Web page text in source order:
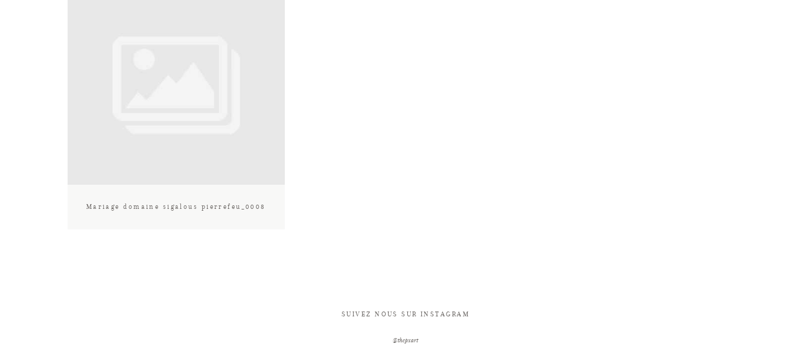
Mariage domaine sigalous pierrefeu_0008
SUIVEZ NOUS SUR INSTAGRAM
@thepxart